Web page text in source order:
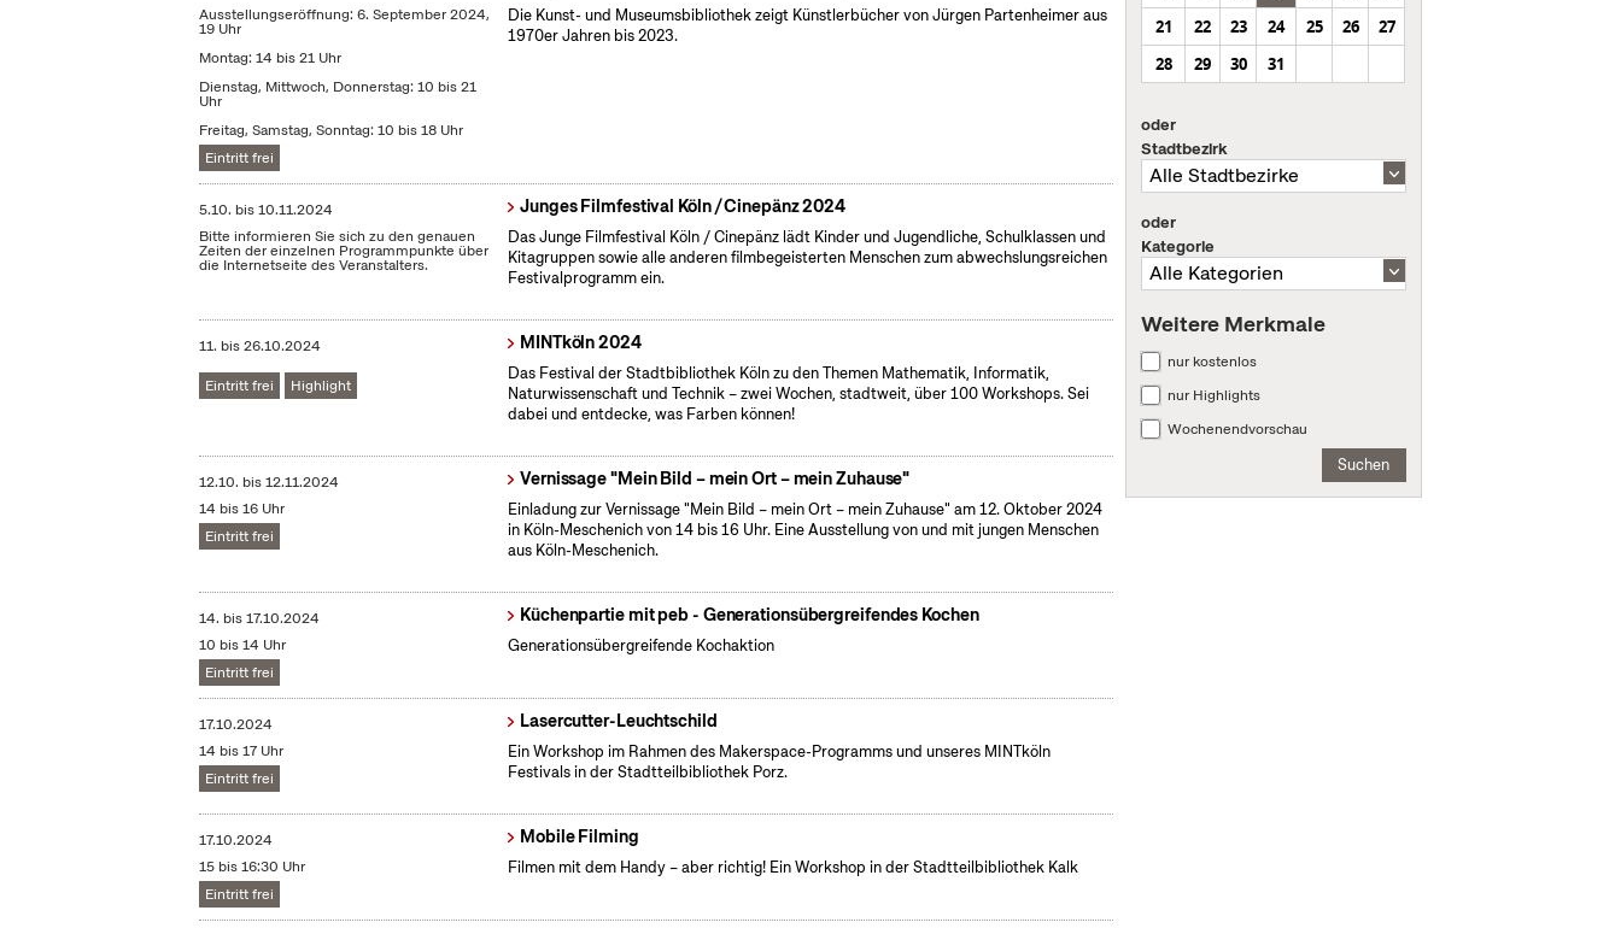
Ausstellungseröffnung: 6. September 2024,
19 Uhr
Montag: 14 bis 21 Uhr
Dienstag, Mittwoch, Donnerstag: 10 bis 21
Uhr
Freitag, Samstag, Sonntag: 10 bis 18 Uhr
Eintritt frei
Die Kunst- und Museumsbibliothek zeigt Künstlerbücher von Jürgen Partenheimer aus
1970er Jahren bis 2023.
5.10. bis10.11.2024
Bitte informieren Sie sich zu den genauen
Zeiten der einzelnen Programmpunkte über
die Internetseite des Veranstalters.
Junges Filmfestival Köln / Cinepänz 2024
Das Junge Filmfestival Köln / Cinepänz lädt Kinder und Jugendliche, Schulklassen und
Kitagruppen sowie alle anderen filmbegeisterten Menschen zum abwechslungsreichen
Festivalprogramm ein.
11. bis26.10.2024
Eintritt frei Highlight
MINTköln 2024
Das Festival der Stadtbibliothek Köln zu den Themen Mathematik, Informatik,
Naturwissenschaft und Technik – zwei Wochen, stadtweit, über 100 Workshops. Sei
dabei und entdecke, was Farben können!
12.10. bis12.11.2024
14 bis 16 Uhr
Eintritt frei
Vernissage "Mein Bild – mein Ort – mein Zuhause"
Einladung zur Vernissage "Mein Bild – mein Ort – mein Zuhause" am 12. Oktober 2024
in Köln-Meschenich von 14 bis 16 Uhr. Eine Ausstellung von und mit jungen Menschen
aus Köln-Meschenich.
14. bis17.10.2024
10 bis 14 Uhr
Eintritt frei
Küchenpartie mit peb - Generationsübergreifendes Kochen
Generationsübergreifende Kochaktion
17.10.2024
14 bis 17 Uhr
Eintritt frei
Lasercutter-Leuchtschild
Ein Workshop im Rahmen des Makerspace-Programms und unseres MINTköln
Festivals in der Stadtteilbibliothek Porz.
17.10.2024
15 bis 16:30 Uhr
Eintritt frei
Mobile Filming
Filmen mit dem Handy – aber richtig! Ein Workshop in der Stadtteilbibliothek Kalk
21
22 23 24 25 26
27
28
29 30 31
oder
Stadtbezirk
oder
Kategorie
Weitere Merkmale
nur kostenlos
nur Highlights
Wochenendvorschau
Suchen